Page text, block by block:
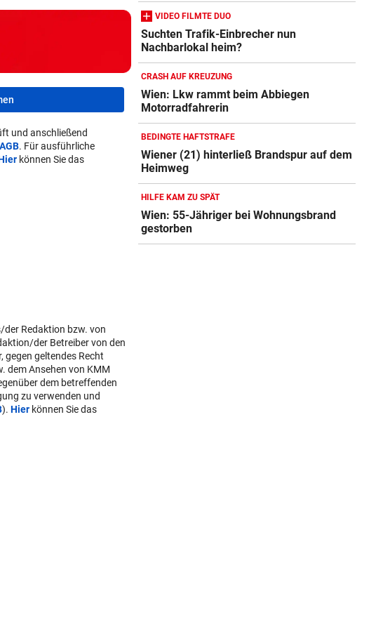
und anschließend
AGB. Für ausführliche
können Sie das
der Redaktion bzw. von
der Betreiber von den
gegen geltendes Recht
dem Ansehen von KMM
dem betreffenden
zu verwenden und
). Hier können Sie das
VIDEO FILMTE DUO
Suchten Trafik-Einbrecher nun
Nachbarlokal heim?
CRASH AUF KREUZUNG
Wien: Lkw rammt beim Abbiegen
Motorradfahrerin
BEDINGTE HAFTSTRAFE
Wiener (21) hinterließ Brandspur auf dem
Heimweg
HILFE KAM ZU SPÄT
Wien: 55-Jähriger bei Wohnungsbrand
gestorben